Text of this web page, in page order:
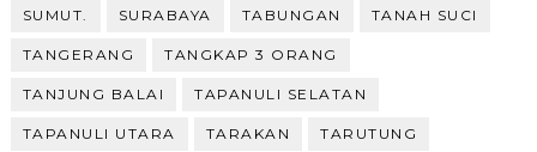
SUMUT. SURABAYA TABUNGAN TANAH SUCI
TANGERANG TANGKAP 3 ORANG
TANJUNG BALAI TAPANULI SELATAN
TAPANULI UTARA TARAKAN TARUTUNG